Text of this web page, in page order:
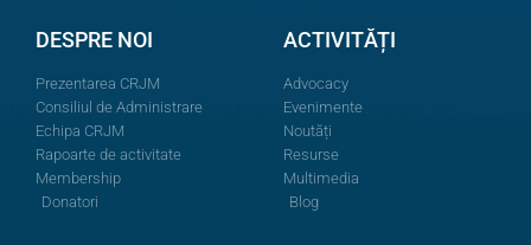
DESPRE NOI
Prezentarea CRJM
Consiliul de Administrare
Echipa CRJM
Rapoarte de activitate
Membership
Donatori
ACTIVITĂȚI
Advocacy
Evenimente
Noutăți
Resurse
Multimedia
Blog